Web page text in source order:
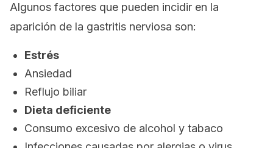
Algunos factores que pueden incidir en la
aparición de la gastritis nerviosa son:
Estrés
Ansiedad
Reflujo biliar
Dieta deficiente
Consumo excesivo de alcohol y tabaco